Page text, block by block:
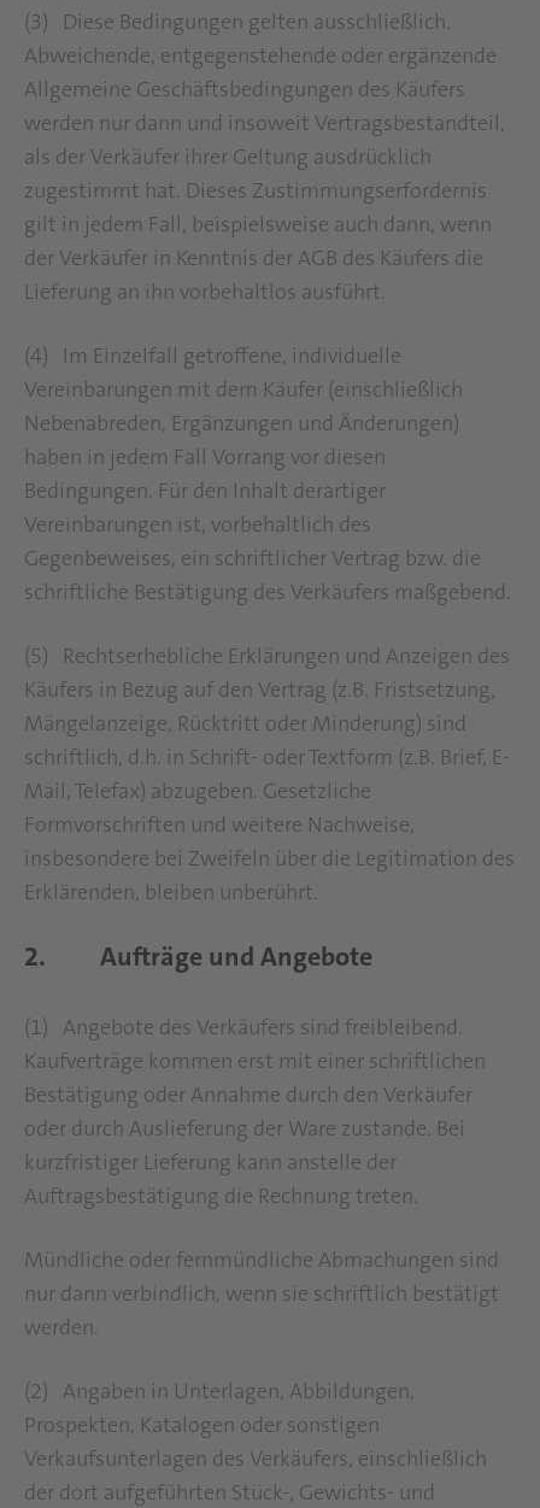
(3) Diese Bedingungen gelten ausschließlich.
Abweichende, entgegenstehende oder ergänzende
Allgemeine Geschäftsbedingungen des Käufers
werden nur dann und insoweit Vertragsbestandteil,
als der Verkäufer ihrer Geltung ausdrücklich
zugestimmt hat. Dieses Zustimmungserfordernis
gilt in jedem Fall, beispielsweise auch dann, wenn
der Verkäufer in Kenntnis der AGB des Käufers die
Lieferung an ihn vorbehaltlos ausführt.
(4) Im Einzelfall getroffene, individuelle
Vereinbarungen mit dem Käufer (einschließlich
Nebenabreden, Ergänzungen und Änderungen)
haben in jedem Fall Vorrang vor diesen
Bedingungen. Für den Inhalt derartiger
Vereinbarungen ist, vorbehaltlich des
Gegenbeweises, ein schriftlicher Vertrag bzw. die
schriftliche Bestätigung des Verkäufers maßgebend.
(5) Rechtserhebliche Erklärungen und Anzeigen des
Käufers in Bezug auf den Vertrag (z.B. Fristsetzung,
Mängelanzeige, Rücktritt oder Minderung) sind
schriftlich, d.h. in Schrift- oder Textform (z.B. Brief, E-
Mail, Telefax) abzugeben. Gesetzliche
Formvorschriften und weitere Nachweise,
insbesondere bei Zweifeln über die Legitimation des
Erklärenden, bleiben unberührt.
2. Aufträge und Angebote
(1) Angebote des Verkäufers sind freibleibend.
Kaufverträge kommen erst mit einer schriftlichen
Bestätigung oder Annahme durch den Verkäufer
oder durch Auslieferung der Ware zustande. Bei
kurzfristiger Lieferung kann anstelle der
Auftragsbestätigung die Rechnung treten.
Mündliche oder fernmündliche Abmachungen sind
nur dann verbindlich, wenn sie schriftlich bestätigt
werden.
(2) Angaben in Unterlagen, Abbildungen,
Prospekten, Katalogen oder sonstigen
Verkaufsunterlagen des Verkäufers, einschließlich
der dort aufgeführten Stück-, Gewichts- und